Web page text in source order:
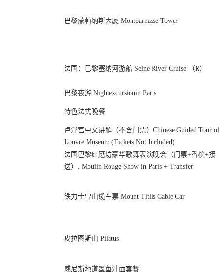
巴黎蒙帕纳斯大厦 Montparnasse Tower
法国：巴黎塞纳河游船 Seine River Cruise （R）
巴黎夜游 Nightexcursionin Paris
特色法式晚餐
卢浮宫中文讲解（不含门票）Chinese Guided Tour of
Louvre Museum (Tickets Not Included)
法国巴黎红磨坊豪华歌舞表演晚会（门票+香槟+接
送）. Moulin Rouge Show in Paris + Transfer
铁力士雪山缆车票 Mount Titlis Cable Car
皮拉图斯山 Pilatus
威尼斯地道墨鱼汁面套餐